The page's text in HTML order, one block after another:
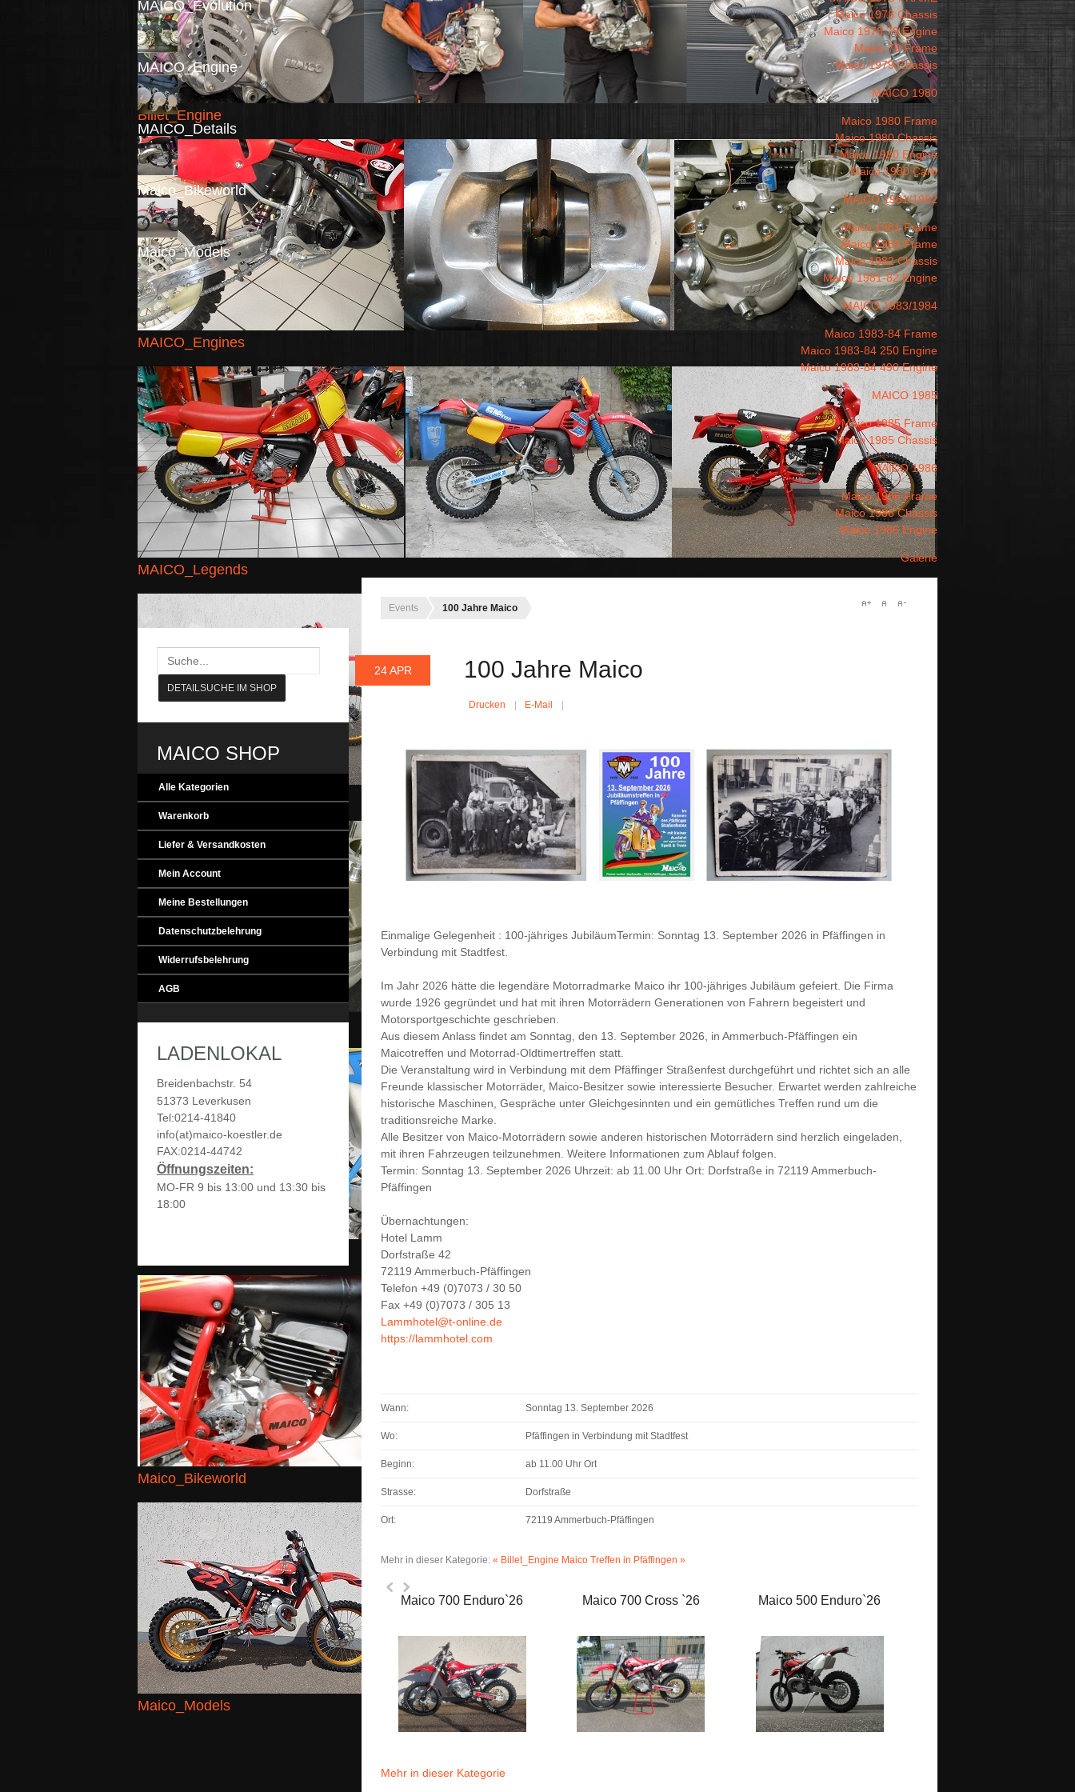
Billet_Engine
MAICO_Engines
MAICO_Legends
MAICO_Evolution
MAICO_Engine
Maico_Bikeworld
Maico_Models
MAICO_Evolution
MAICO_Engine
MAICO_Details
Maico_Bikeworld
Maico_Models
Maico 1978 Chassis
Maico 1978 79 Engine
Maico 79 Frame
Maico 1979 Chassis
MAICO 1980
Maico 1980 Frame
Maico 1980 Chassis
Maico 1980 Engine
Maico 1980 Carb
MAICO 1981/1982
Maico 1981 Frame
Maico 1982 Frame
Maico 1982 Chassis
Maico 1981-82 Engine
MAICO 1983/1984
Maico 1983-84 Frame
Maico 1983-84 250 Engine
Maico 1983-84 490 Engine
MAICO 1985
Maico 1985 Frame
Maico 1985 Chassis
MAICO 1986
Maico 1986 Frame
Maico 1986 Chassis
Maico 1986 Engine
Galerie
MAICO SHOP
Alle Kategorien
Warenkorb
Liefer & Versandkosten
Mein Account
Meine Bestellungen
Datenschutzbelehrung
Widerrufsbelehrung
AGB
LADENLOKAL
Breidenbachstr. 54
51373 Leverkusen
Tel:0214-41840
info(at)maico-koestler.de
FAX:0214-44742
Öffnungszeiten:
MO-FR 9 bis 13:00 und 13:30 bis
18:00
Events 100 Jahre Maico
24 APR 100 Jahre Maico
Drucken E-Mail
Einmalige Gelegenheit : 100-jähriges JubiläumTermin: Sonntag 13. September 2026 in Pfäffingen in
Verbindung mit Stadtfest.
Im Jahr 2026 hätte die legendäre Motorradmarke Maico ihr 100-jähriges Jubiläum gefeiert. Die Firma
wurde 1926 gegründet und hat mit ihren Motorrädern Generationen von Fahrern begeistert und
Motorsportgeschichte geschrieben.
Aus diesem Anlass findet am Sonntag, den 13. September 2026, in Ammerbuch-Pfäffingen ein
Maicotreffen und Motorrad-Oldtimertreffen statt.
Die Veranstaltung wird in Verbindung mit dem Pfäffinger Straßenfest durchgeführt und richtet sich an alle
Freunde klassischer Motorräder, Maico-Besitzer sowie interessierte Besucher. Erwartet werden zahlreiche
historische Maschinen, Gespräche unter Gleichgesinnten und ein gemütliches Treffen rund um die
traditionsreiche Marke.
Alle Besitzer von Maico-Motorrädern sowie anderen historischen Motorrädern sind herzlich eingeladen,
mit ihren Fahrzeugen teilzunehmen. Weitere Informationen zum Ablauf folgen.
Termin: Sonntag 13. September 2026 Uhrzeit: ab 11.00 Uhr Ort: Dorfstraße in 72119 Ammerbuch-
Pfäffingen
Übernachtungen:
Hotel Lamm
Dorfstraße 42
72119 Ammerbuch-Pfäffingen
Telefon +49 (0)7073 / 30 50
Fax +49 (0)7073 / 305 13
Lammhotel@t-online.de
https://lammhotel.com
Wann: Sonntag 13. September 2026
Wo: Pfäffingen in Verbindung mit Stadtfest
Beginn: ab 11.00 Uhr Ort
Strasse: Dorfstraße
Ort: 72119 Ammerbuch-Pfäffingen
Mehr in dieser Kategorie: « Billet_Engine Maico Treffen in Pfäffingen »
Maico 700 Enduro`26 Maico 700 Cross `26 Maico 500 Enduro`26
Mehr in dieser Kategorie